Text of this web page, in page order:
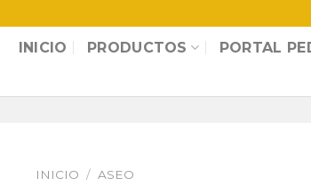
INICIO PRODUCTOS PORTAL
INICIO / ASEO